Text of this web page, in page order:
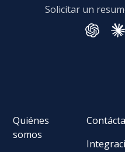
Solicitar un
Quiénes
somos